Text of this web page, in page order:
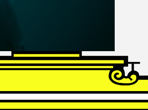
SCHUBERT
Schwanengesang